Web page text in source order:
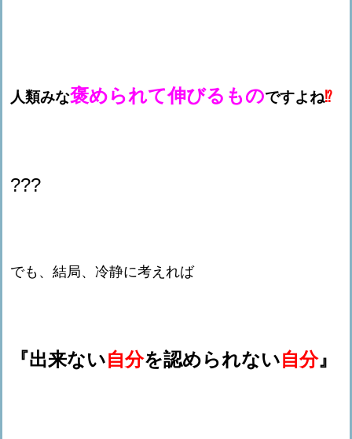
人類みな褒められて伸びるものですよね⁉️
???
でも、結局、冷静に考えれば
『出来ない自分を認められない自分』